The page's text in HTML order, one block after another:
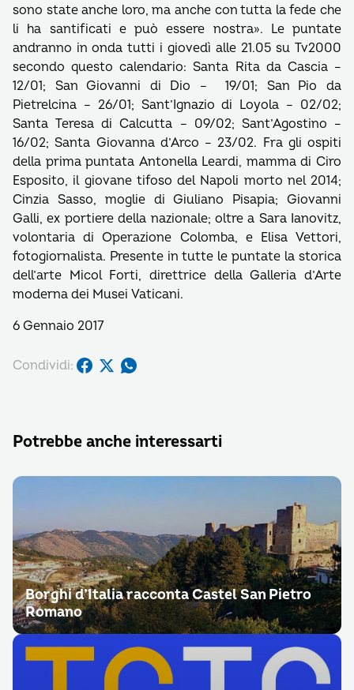
sono state anche loro, ma anche con tutta la fede che
li ha santificati e può essere nostra». Le puntate
andranno in onda tutti i giovedì alle 21.05 su Tv2000
secondo questo calendario: Santa Rita da Cascia –
12/01; San Giovanni di Dio – 19/01; San Pio da
Pietrelcina – 26/01; Sant’Ignazio di Loyola – 02/02;
Santa Teresa di Calcutta – 09/02; Sant’Agostino –
16/02; Santa Giovanna d’Arco – 23/02. Fra gli ospiti
della prima puntata Antonella Leardi, mamma di Ciro
Esposito, il giovane tifoso del Napoli morto nel 2014;
Cinzia Sasso, moglie di Giuliano Pisapia; Giovanni
Galli, ex portiere della nazionale; oltre a Sara Ianovitz,
volontaria di Operazione Colomba, e Elisa Vettori,
fotogiornalista. Presente in tutte le puntate la storica
dell’arte Micol Forti, direttrice della Galleria d’Arte
moderna dei Musei Vaticani.
6 Gennaio 2017
Condividi:
Potrebbe anche interessarti
Borghi d’Italia racconta Castel San Pietro
Romano